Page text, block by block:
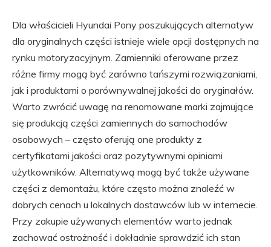
Dla właścicieli Hyundai Pony poszukujących alternatyw
dla oryginalnych części istnieje wiele opcji dostępnych na
rynku motoryzacyjnym. Zamienniki oferowane przez
różne firmy mogą być zarówno tańszymi rozwiązaniami,
jak i produktami o porównywalnej jakości do oryginałów.
Warto zwrócić uwagę na renomowane marki zajmujące
się produkcją części zamiennych do samochodów
osobowych – często oferują one produkty z
certyfikatami jakości oraz pozytywnymi opiniami
użytkowników. Alternatywą mogą być także używane
części z demontażu, które często można znaleźć w
dobrych cenach u lokalnych dostawców lub w internecie.
Przy zakupie używanych elementów warto jednak
zachować ostrożność i dokładnie sprawdzić ich stan